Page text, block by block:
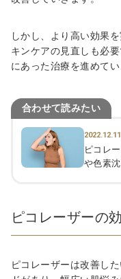
しかし、より高い効果
キンケアの見直しも必
にあった治療を進めてい
合わせて読みたい
2022.12.11
ピコレ
や色素
ピコレーザーの
ピコレーザーは改善し